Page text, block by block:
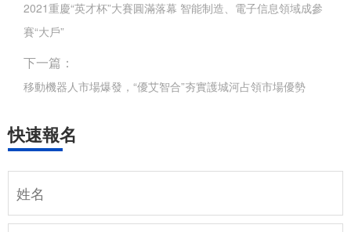
快速報名
2021重慶“英才杯”大賽圓滿落幕 智能制造、電子信息領域成參
賽“大戶”
下一篇：
移動機器人市場爆發，“優艾智合”夯實護城河占領市場優勢